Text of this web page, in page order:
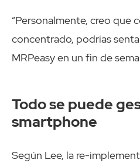
“Personalmente, creo que
concentrado, podrías
MRPeasy en un fin de
Todo se puede
smartphone
Según Lee, la re-